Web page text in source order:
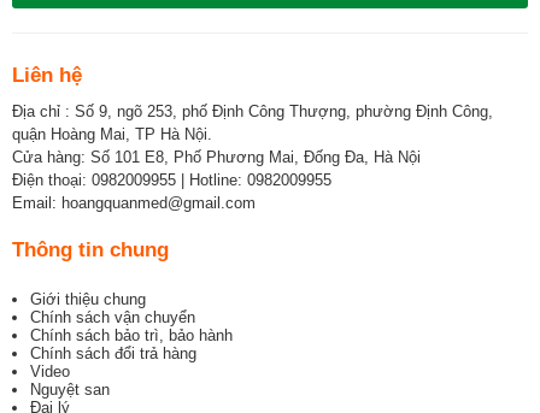
Liên hệ
Địa chỉ : Số 9, ngõ 253, phố Định Công Thượng, phường Định Công,
quận Hoàng Mai, TP Hà Nội.
Cửa hàng: Số 101 E8, Phố Phương Mai, Đống Đa, Hà Nội
Điện thoại: 0982009955 | Hotline: 0982009955
Email: hoangquanmed@gmail.com
Thông tin chung
Giới thiệu chung
Chính sách vận chuyển
Chính sách bảo trì, bảo hành
Chính sách đổi trả hàng
Video
Nguyệt san
Đại lý